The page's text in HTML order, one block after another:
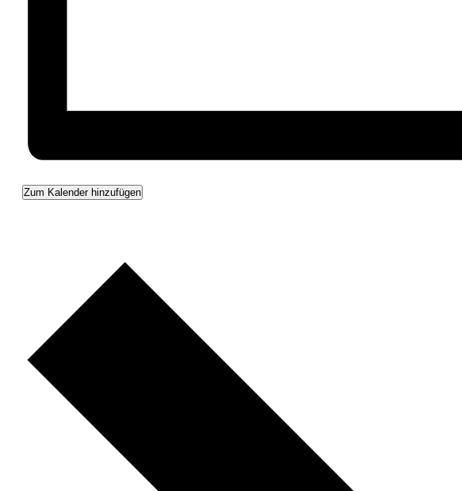
Zum Kalender hinzufügen